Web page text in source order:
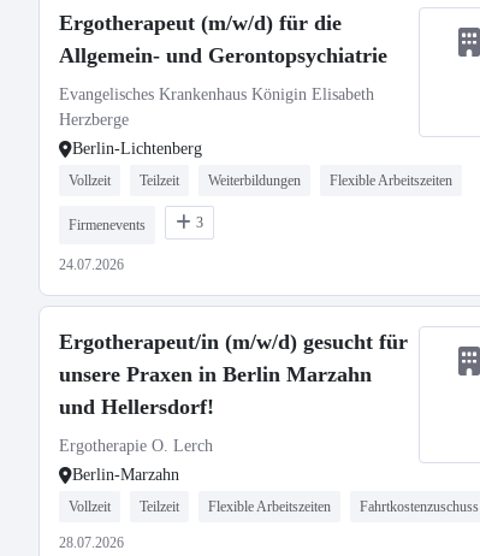
Ergotherapeut (m/w/d) für die
Allgemein- und Gerontopsychiatrie
Evangelisches Krankenhaus Königin Elisabeth
Herzberge
Berlin-Lichtenberg
Vollzeit Teilzeit Weiterbildungen Flexible Arbeitszeiten
Firmenevents 3
24.07.2026
Ergotherapeut/in (m/w/d) gesucht für
unsere Praxen in Berlin Marzahn
und Hellersdorf!
Ergotherapie O. Lerch
Berlin-Marzahn
Vollzeit Teilzeit Flexible Arbeitszeiten Fahrtkostenzuschuss
28.07.2026